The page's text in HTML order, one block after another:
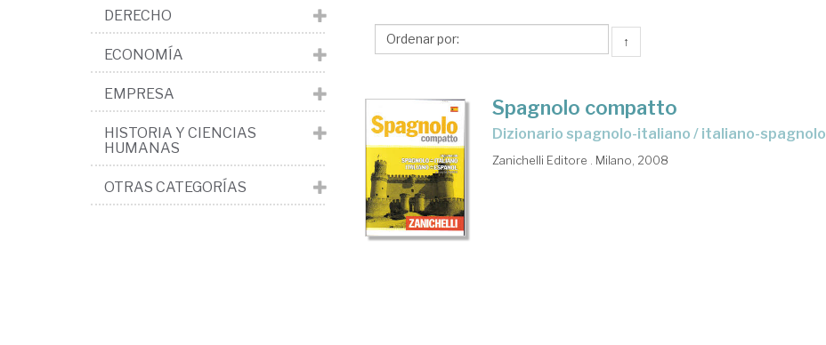
Zanichelli
↑
Spagnolo compatto
Dizionario spagnolo-italiano / italiano-spagnolo
Zanichelli Editore . Milano, 2008
DERECHO
ECONOMÍA
EMPRESA
HISTORIA Y CIENCIAS
HUMANAS
OTRAS CATEGORÍAS